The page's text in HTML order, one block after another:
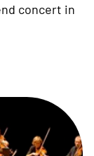
concert in